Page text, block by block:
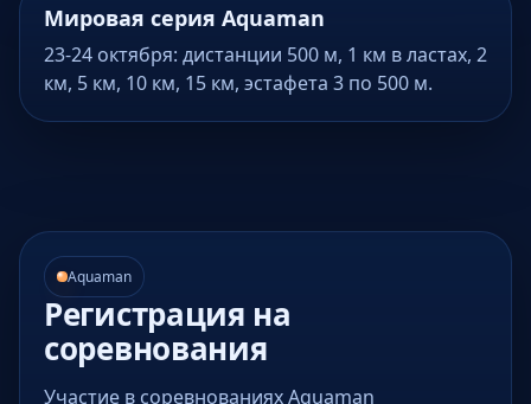
Мировая серия Aquaman
23-24 октября: дистанции 500 м, 1 км в ластах, 2
км, 5 км, 10 км, 15 км, эстафета 3 по 500 м.
Aquaman
Регистрация на
соревнования
Участие в соревнованиях Aquaman